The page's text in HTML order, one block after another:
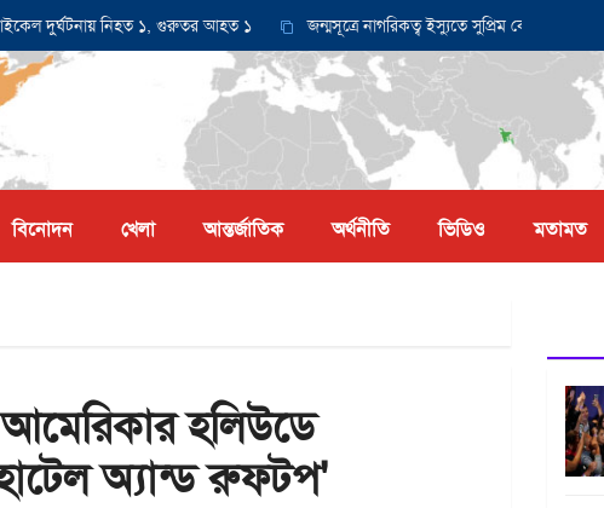
দুর্ঘটনায় নিহত ১, গুরুতর আহত ১ জন্মসূত্রে নাগরিকত্ব ইস্যুতে সুপ্রিম কোর্টে আবেদন করল
বিনোদন খেলা আন্তর্জাতিক অর্থনীতি ভিডিও মতামত
হলিউডে
অ্যান্ড রুফটপ'